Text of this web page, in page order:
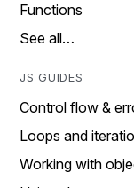
Functions
See all…
JS GUIDES
Control flow &
Loops and
Working with